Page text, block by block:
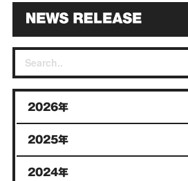
2026年
2025年
2024年